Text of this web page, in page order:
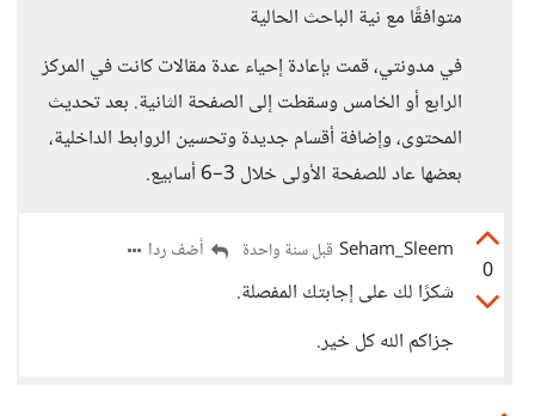
متوافقًا مع نية الباحث الحالية
في مدونتي، قمت بإعادة إحياء عدة مقالات كانت في المركز
الرابع أو الخامس وسقطت إلى الصفحة الثانية. بعد تحديث
المحتوى، وإضافة أقسام جديدة وتحسين الروابط الداخلية،
بعضها عاد للصفحة الأولى خلال 3–6 أسابيع.
0
Seham_Sleem قبل سنة واحدة أضف ردا
شكرًا لك على إجابتك المفصلة.
جزاكم الله كل خير.